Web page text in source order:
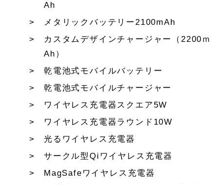
Ah
メタリックバッテリー2100mAh
カスタムデザインチャージャー（2200ｍ
Ah）
乾電池式モバイルバッテリー
乾電池式モバイルチャージャー
ワイヤレス充電器スクエア5W
ワイヤレス充電器ラウンド10W
光るワイヤレス充電器
サークル型Qiワイヤレス充電器
MagSafeワイヤレス充電器